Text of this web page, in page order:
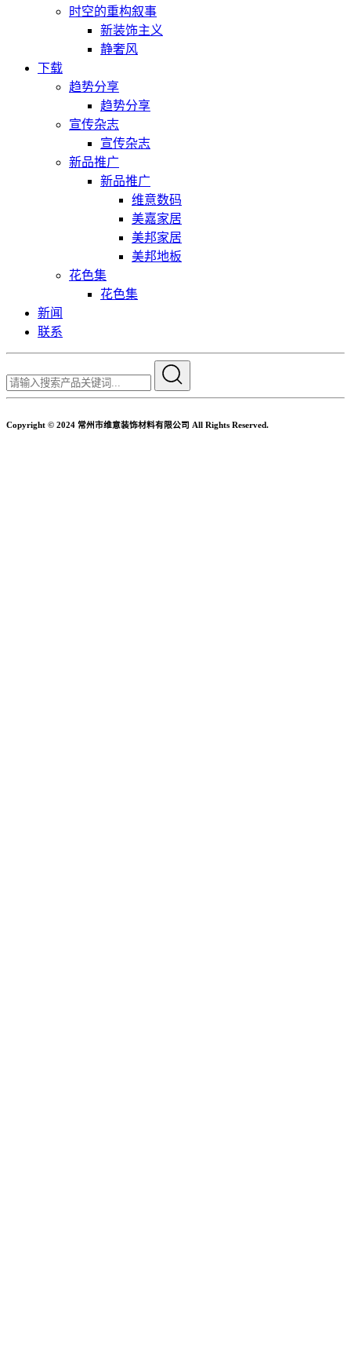
时空的重构叙事
新装饰主义
静奢风
下载
趋势分享
趋势分享
宣传杂志
宣传杂志
新品推广
新品推广
维意数码
美嘉家居
美邦家居
美邦地板
花色集
花色集
新闻
联系
Copyright © 2024 常州市维意装饰材料有限公司 All Rights Reserved.